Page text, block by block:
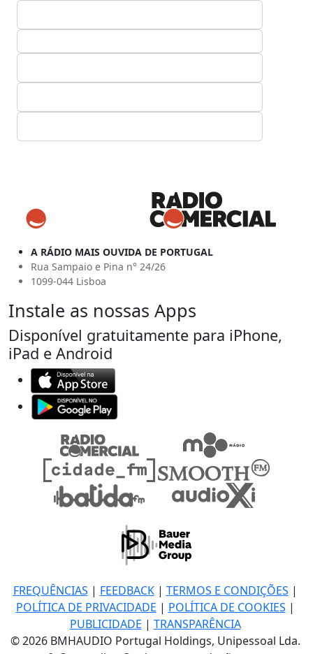
A RÁDIO MAIS OUVIDA DE PORTUGAL
Rua Sampaio e Pina n° 24/26
1099-044 Lisboa
Instale as nossas Apps
Disponível gratuitamente para iPhone,
iPad e Android
FREQUÊNCIAS | FEEDBACK| TERMOS E CONDIÇÕES |
POLÍTICA DE PRIVACIDADE | POLÍTICA DE COOKIES |
PUBLICIDADE | TRANSPARÊNCIA
© 2026 BMHAUDIO Portugal Holdings, Unipessoal Lda.